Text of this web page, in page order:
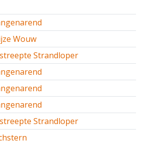
Wouw
Strandloper
Strandloper